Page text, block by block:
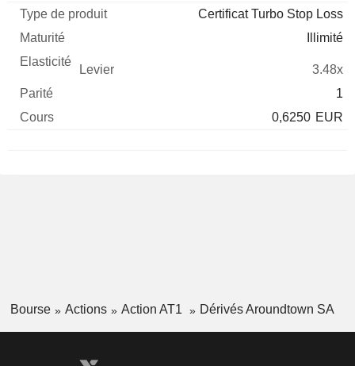
Certificat Turbo Stop Loss
Illimité
3.48x
1
0,6250 EUR
Bourse Actions Action AT1 Dérivés Aroundtown SA